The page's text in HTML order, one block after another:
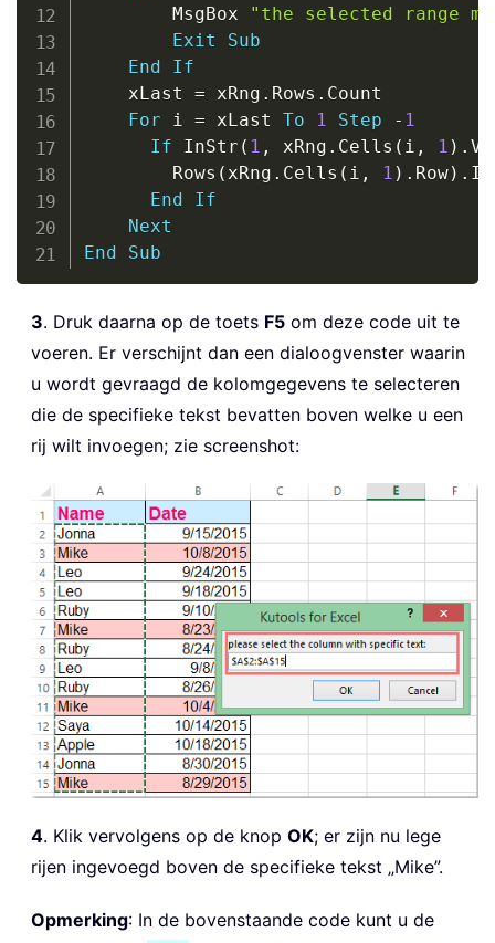
        MsgBox
"the selected range
Exit
Sub
End
If
    xLast
= xRng . Rows . Count
For i = xLast To 1 Step - 1
If InStr ( 1 , xRng . Cells ( i , 1 ) .
        Rows
( xRng . Cells ( i , 1 ) . Row) .
End
If
Next
End
Sub
3. Druk daarna op de toets F5 om deze code uit te
voeren. Er verschijnt dan een dialoogvenster waarin
u wordt gevraagd de kolomgegevens te selecteren
die de specifieke tekst bevatten boven welke u een
rij wilt invoegen; zie screenshot:
4. Klik vervolgens op de knop OK; er zijn nu lege
rijen ingevoegd boven de specifieke tekst „Mike”.
Opmerking: In de bovenstaande code kunt u de